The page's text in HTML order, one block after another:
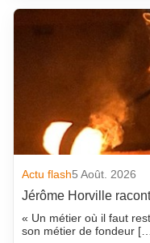
Actu flash5 Août. 2026
Jérôme Horville
« Un métier où il faut
son métier de fondeur